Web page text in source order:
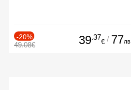
-20%
49.08€ 39.37
€ / 77лв.